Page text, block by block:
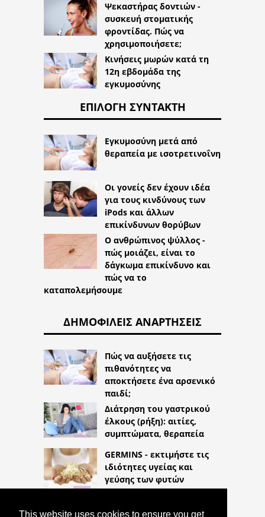
This website uses cookies to ensure you get
Ψεκαστήρας δοντιών -
συσκευή στοματικής
φροντίδας. Πώς να
χρησιμοποιήσετε;
Κινήσεις μωρών κατά τη
12η εβδομάδα της
εγκυμοσύνης
ΕΠΙΛΟΓΉ ΣΥΝΤΆΚΤΗ
Εγκυμοσύνη μετά από
θεραπεία με ισοτρετινοΐνη
Οι γονείς δεν έχουν ιδέα
για τους κινδύνους των
iPods και άλλων
επικίνδυνων θορύβων
Ο ανθρώπινος ψύλλος -
πώς μοιάζει, είναι το
δάγκωμα επικίνδυνο και
πώς να το
καταπολεμήσουμε
ΔΗΜΟΦΙΛΕΊΣ ΑΝΑΡΤΉΣΕΙΣ
Πώς να αυξήσετε τις
πιθανότητες να
αποκτήσετε ένα αρσενικό
παιδί;
Διάτρηση του γαστρικού
έλκους (ρήξη): αιτίες,
συμπτώματα, θεραπεία
GERMINS - εκτιμήστε τις
ιδιότητες υγείας και
γεύσης των φυτών